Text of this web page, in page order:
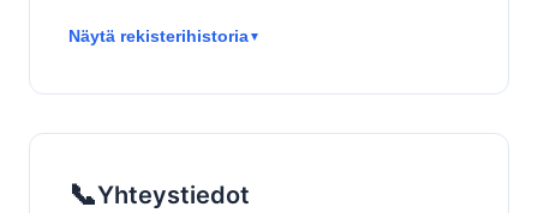
Näytä rekisterihistoria▼
📞Yhteystiedot